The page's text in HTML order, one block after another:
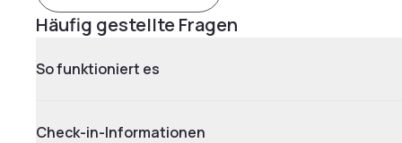
Häufig gestellte Fragen
So funktioniert es
Check-in-Informationen